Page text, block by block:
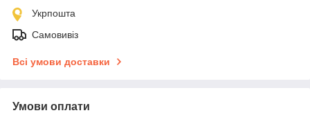
Укрпошта
Самовивіз
Всі умови доставки
Умови оплати